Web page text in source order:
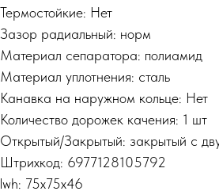
Термостойкие: Нет
Зазор радиальный: норм
Материал сепаратора: полиамид
Материал уплотнения: сталь
Канавка на наружном кольце: Нет
Количество дорожек качения: 1 шт
Открытый/Закрытый: закрытый с
Штрихкод: 6977128105792
lwh: 75x75x46